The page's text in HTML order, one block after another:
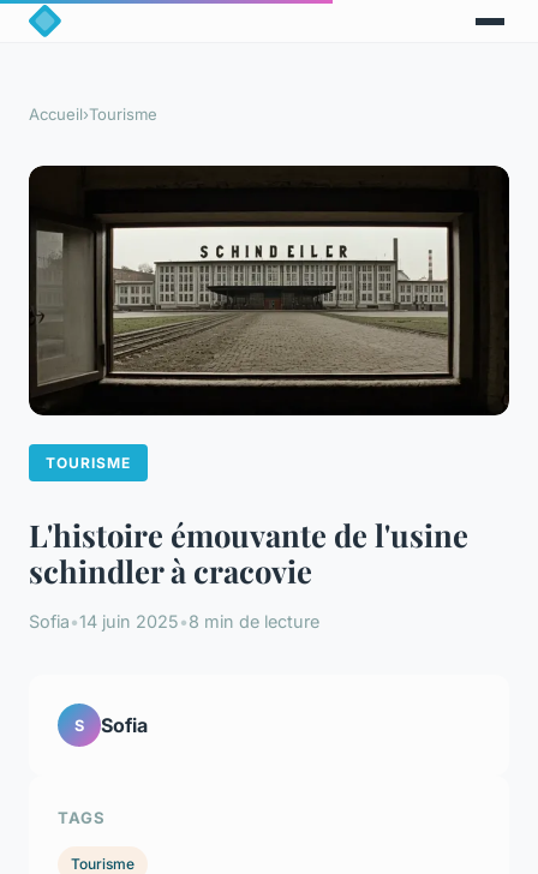
Accueil›Tourisme
TOURISME
L'histoire émouvante de l'usine
schindler à cracovie
Sofia•14 juin 2025•8 min de lecture
S Sofia
TAGS
Tourisme